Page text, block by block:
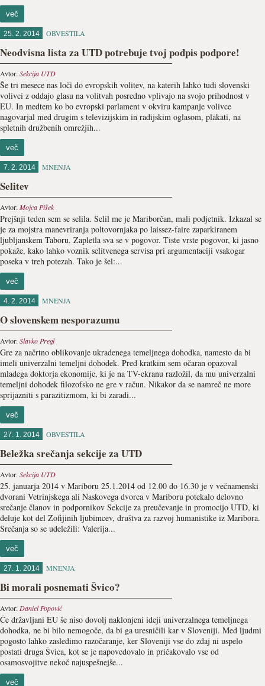
več
25. 2. 2014 OBVESTILA
Neodvisna lista za UTD potrebuje tvoj podpis podpore!
Avtor:Sekcija UTD
Še tri mesece nas loči do evropskih volitev, na katerih lahko tudi slovenski
volivci z oddajo glasu na volitvah posredno vplivajo na svojo prihodnost v
EU. In medtem ko bo evropski parlament v okviru kampanje volivce
nagovarjal med drugim s televizijskim in radijskim oglasom, plakati, na
spletnih družbenih omrežjih...
več
7. 2. 2014 MNENJA
Selitev
Avtor:Mojca Pišek
Prejšnji teden sem se selila. Selil me je Mariborčan, mali podjetnik. Izkazal se
je za mojstra manevriranja poltovornjaka po laissez-faire zaparkiranem
ljubljanskem Taboru. Zapletla sva se v pogovor. Tiste vrste pogovor, ki jasno
pokaže, kako lahko voznik selitvenega servisa pri argumentaciji vsakogar
poseka v treh potezah. Tako je šel:...
več
4. 2. 2014 MNENJA
O slovenskem nesporazumu
Avtor:Slavko Pregl
Gre za načrtno oblikovanje ukradenega temeljnega dohodka, namesto da bi
imeli univerzalni temeljni dohodek. Pred kratkim sem očaran opazoval
mladega doktorja ekonomije, ki je na TV-ekranu razložil, da mu univerzalni
temeljni dohodek filozofsko ne gre v račun. Nikakor da se namreč ne more
sprijazniti s parazitizmom, ki bi zaradi...
več
27. 1. 2014 OBVESTILA
Beležka srečanja sekcije za UTD
Avtor:Sekcija UTD
25. januarja 2014 v Mariboru 25.1.2014 od 12.00 do 16.30 je v večnamenski
dvorani Vetrinjskega ali Naskovega dvorca v Mariboru potekalo delovno
srečanje članov in podpornikov Sekcije za preučevanje in promocijo UTD, ki
deluje kot del Zofijinih ljubimcev, društva za razvoj humanistike iz Maribora.
Srečanja so se udeležili: Valerija...
več
27. 1. 2014 MNENJA
Bi morali posnemati Švico?
Avtor: Daniel Popović
Če državljani EU še niso dovolj naklonjeni ideji univerzalnega temeljnega
dohodka, ne bi bilo nemogoče, da bi ga uresničili kar v Sloveniji. Med ljudmi
pogosto lahko zasledimo razočaranje, ker Sloveniji vse do zdaj ni uspelo
postati druga Švica, kot se je napovedovalo in pričakovalo vse od
osamosvojitve nekoč najuspešnejše...
več